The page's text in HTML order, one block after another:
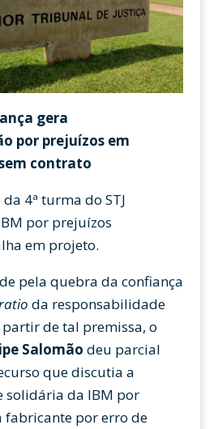
gera
por prejuízos em
contrato
4ª turma do STJ
por prejuízos
em projeto.
pela quebra da confiança
da responsabilidade
de tal premissa, o
Salomão deu parcial
que discutia a
solidária da IBM por
fabricante por erro de